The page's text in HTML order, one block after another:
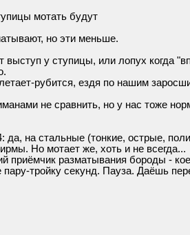
мотать будут
но эти меньше.
выступ у ступицы, или лопух когда
рубится, ездя по нашим
не сравнить, но у нас тоже
да, на стальные (тонкие, острые,
Но мотает же, хоть и не всегда...
приёмчик разматывания бороды -
пару-тройку секунд. Пауза. Даёшь